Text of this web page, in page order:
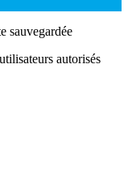
sauvegardée
autorisés